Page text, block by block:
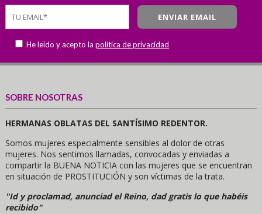
He leído y acepto la política de privacidad
SOBRE NOSOTRAS
HERMANAS OBLATAS DEL SANTÍSIMO REDENTOR.
Somos mujeres especialmente sensibles al dolor de otras
mujeres. Nos sentimos llamadas, convocadas y enviadas a
compartir la BUENA NOTICIA con las mujeres que se encuentran
en situación de PROSTITUCIÓN y son víctimas de la trata.
"Id y proclamad, anunciad el Reino, dad gratis lo que habéis
recibido"